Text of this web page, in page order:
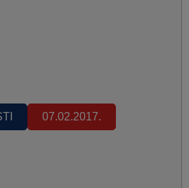
07.02.2017.